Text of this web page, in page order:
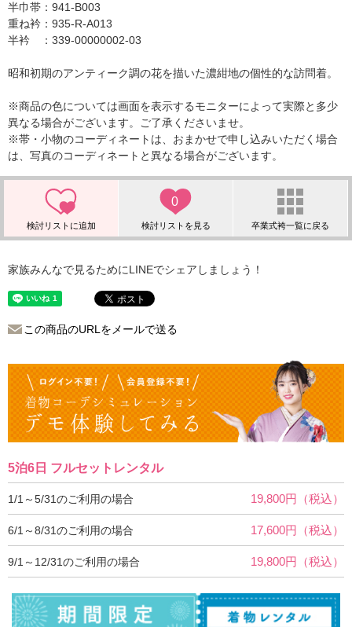
半巾帯：941-B003
重ね衿：935-R-A013
半衿 ：339-00000002-03
昭和初期のアンティーク調の花を描いた濃紺地の個性的な訪問着。
※商品の色については画面を表示するモニターによって実際と多少
異なる場合がございます。ご了承くださいませ。
※帯・小物のコーディネートは、おまかせで申し込みいただく場合
は、写真のコーディネートと異なる場合がございます。
0
家族みんなで見るためにLINEでシェアしましょう！
この商品のURLをメールで送る
5泊6日 フルセットレンタル
1/1～5/31のご利用の場合 19,800円（税込）
6/1～8/31のご利用の場合 17,600円（税込）
9/1～12/31のご利用の場合 19,800円（税込）